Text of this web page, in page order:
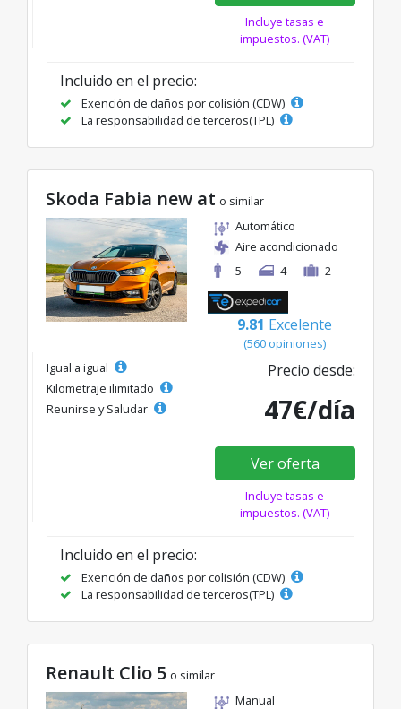
Incluye tasas e
impuestos. (VAT)
Incluido en el precio:
Exención de daños por colisión (CDW)
La responsabilidad de terceros(TPL)
Skoda Fabia new at o similar
Automático
Aire acondicionado
5
4 2
9.81 Excelente
(560 opiniones)
Igual a igual
Kilometraje ilimitado
Reunirse y Saludar
Precio desde:
47€/día
Ver oferta
Incluye tasas e
impuestos. (VAT)
Incluido en el precio:
Exención de daños por colisión (CDW)
La responsabilidad de terceros(TPL)
Renault Clio 5 o similar
Manual